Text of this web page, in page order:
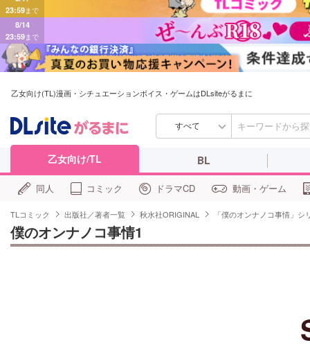
8/14
23:59 まで
乙女向け(TL)漫画・シチュエーションボイス・ゲームはDLsiteがるまに
すべて
乙女向け/TL BL
同人 コミック ドラマCD 動画・ゲーム
TLコミック 出版社／著者一覧 秋水社ORIGINAL 「僕のオンナノコ事情」シ
僕のオンナノコ事情1